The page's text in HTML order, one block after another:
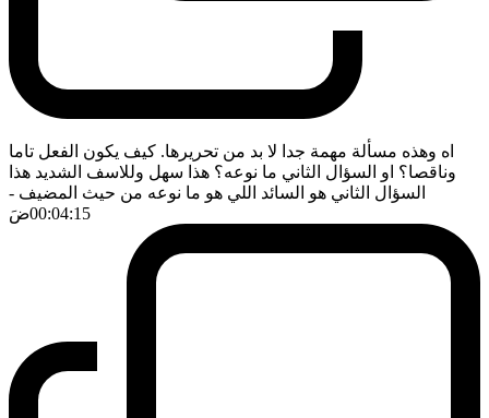
اه وهذه مسألة مهمة جدا لا بد من تحريرها. كيف يكون الفعل تاما
وناقصا؟ او السؤال الثاني ما نوعه؟ هذا سهل وللاسف الشديد هذا
السؤال الثاني هو السائد اللي هو ما نوعه من حيث المضيف -
00:04:15ضَ